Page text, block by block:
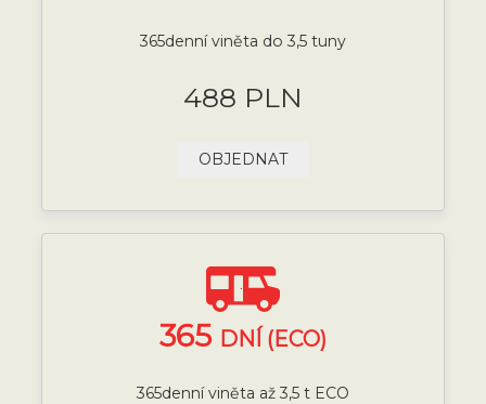
365denní viněta do 3,5 tuny
488 PLN
OBJEDNAT
365 DNÍ (ECO)
365denní viněta až 3,5 t ECO